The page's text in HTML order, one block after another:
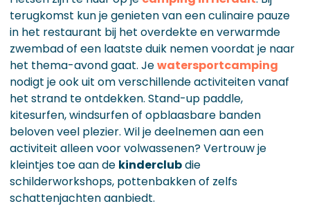
terugkomst kun je genieten van een culinaire pauze
in het restaurant bij het overdekte en verwarmde
zwembad of een laatste duik nemen voordat je naar
het thema-avond gaat. Jewatersportcamping
nodigt je ook uit om verschillende activiteiten vanaf
het strand te ontdekken. Stand-up paddle,
kitesurfen, windsurfen of opblaasbare banden
beloven veel plezier. Wil je deelnemen aan een
activiteit alleen voor volwassenen? Vertrouw je
kleintjes toe aan de kinderclubdie
schilderworkshops, pottenbakken of zelfs
schattenjachten aanbiedt.